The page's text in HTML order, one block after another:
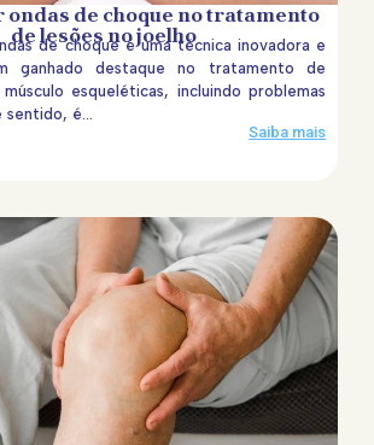
ondas de choque no tratamento
de lesões no joelho
de choque é uma técnica inovadora e
ganhado destaque no tratamento de
esqueléticas, incluindo problemas
sentido, é...
Saiba mais